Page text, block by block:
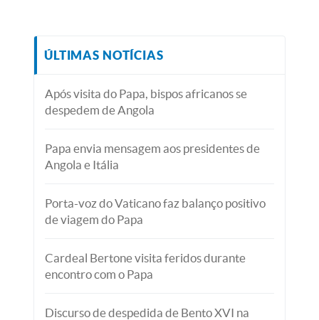
ÚLTIMAS NOTÍCIAS
Após visita do Papa, bispos africanos se
despedem de Angola
Papa envia mensagem aos presidentes de
Angola e Itália
Porta-voz do Vaticano faz balanço positivo
de viagem do Papa
Cardeal Bertone visita feridos durante
encontro com o Papa
Discurso de despedida de Bento XVI na